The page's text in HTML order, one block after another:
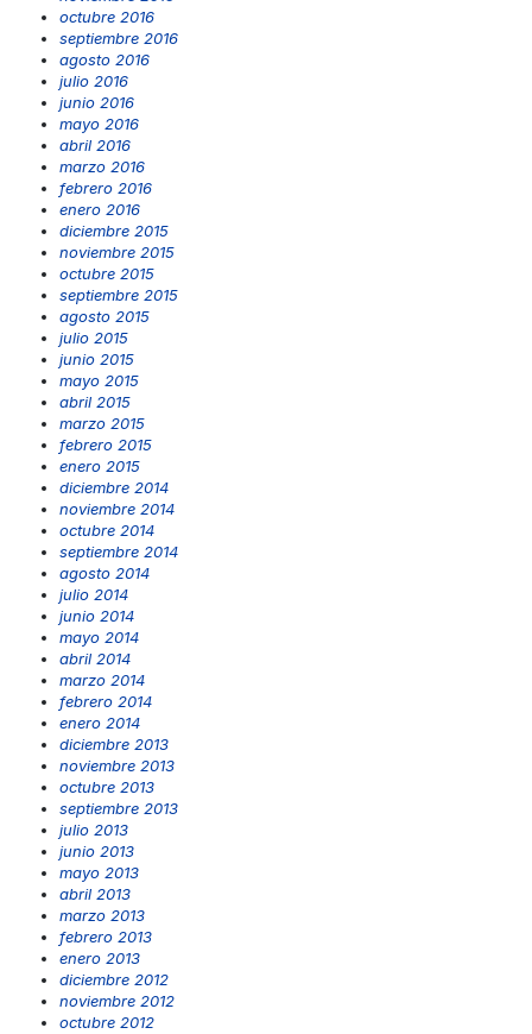
octubre 2016
septiembre 2016
agosto 2016
julio 2016
junio 2016
mayo 2016
abril 2016
marzo 2016
febrero 2016
enero 2016
diciembre 2015
noviembre 2015
octubre 2015
septiembre 2015
agosto 2015
julio 2015
junio 2015
mayo 2015
abril 2015
marzo 2015
febrero 2015
enero 2015
diciembre 2014
noviembre 2014
octubre 2014
septiembre 2014
agosto 2014
julio 2014
junio 2014
mayo 2014
abril 2014
marzo 2014
febrero 2014
enero 2014
diciembre 2013
noviembre 2013
octubre 2013
septiembre 2013
julio 2013
junio 2013
mayo 2013
abril 2013
marzo 2013
febrero 2013
enero 2013
diciembre 2012
noviembre 2012
octubre 2012